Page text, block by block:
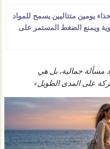
يومين متتاليين يسمح للمواد
ويمنع الضغط المستمر على
مسألة جمالية، بل هي
على المدى الطويل»